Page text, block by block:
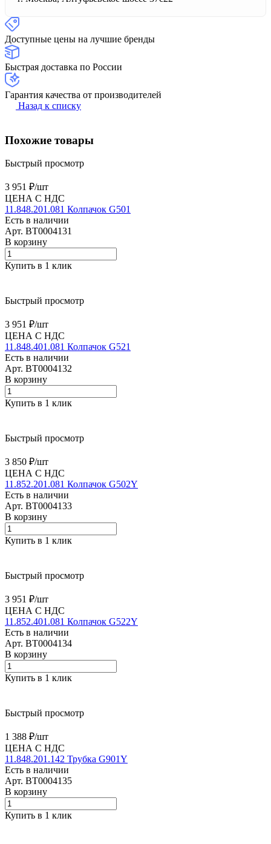
Доступные цены на лучшие бренды
Быстрая доставка по России
Гарантия качества от производителей
Назад к списку
Похожие товары
Быстрый просмотр
3 951 ₽/шт
ЦЕНА С НДС
11.848.201.081 Колпачок G501
Есть в наличии
Арт. BT0004131
В корзину
Купить в 1 клик
Быстрый просмотр
3 951 ₽/шт
ЦЕНА С НДС
11.848.401.081 Колпачок G521
Есть в наличии
Арт. BT0004132
В корзину
Купить в 1 клик
Быстрый просмотр
3 850 ₽/шт
ЦЕНА С НДС
11.852.201.081 Колпачок G502Y
Есть в наличии
Арт. BT0004133
В корзину
Купить в 1 клик
Быстрый просмотр
3 951 ₽/шт
ЦЕНА С НДС
11.852.401.081 Колпачок G522Y
Есть в наличии
Арт. BT0004134
В корзину
Купить в 1 клик
Быстрый просмотр
1 388 ₽/шт
ЦЕНА С НДС
11.848.201.142 Трубка G901Y
Есть в наличии
Арт. BT0004135
В корзину
Купить в 1 клик